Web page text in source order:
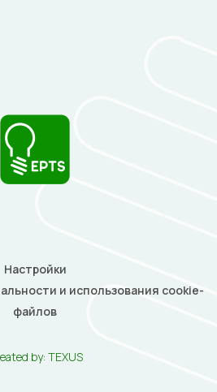
Настройки
и использования cookie-
файлов
by: TEXUS